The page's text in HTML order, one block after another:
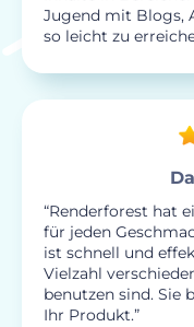
Jugend mit Blogs,
so leicht zu
“Renderforest hat
für jeden
ist schnell und
Vielzahl
benutzen sind. Sie
Ihr Produkt.”